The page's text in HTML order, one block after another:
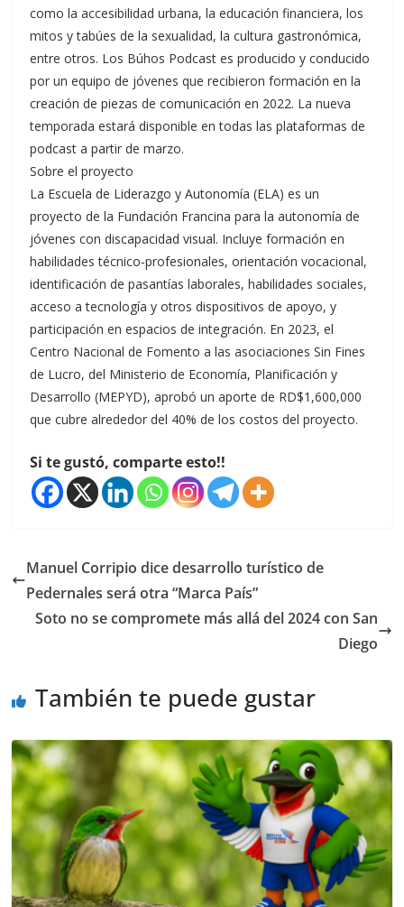
como la accesibilidad urbana, la educación financiera, los
mitos y tabúes de la sexualidad, la cultura gastronómica,
entre otros. Los Búhos Podcast es producido y conducido
por un equipo de jóvenes que recibieron formación en la
creación de piezas de comunicación en 2022. La nueva
temporada estará disponible en todas las plataformas de
podcast a partir de marzo.
Sobre el proyecto
La Escuela de Liderazgo y Autonomía (ELA) es un
proyecto de la Fundación Francina para la autonomía de
jóvenes con discapacidad visual. Incluye formación en
habilidades técnico-profesionales, orientación vocacional,
identificación de pasantías laborales, habilidades sociales,
acceso a tecnología y otros dispositivos de apoyo, y
participación en espacios de integración. En 2023, el
Centro Nacional de Fomento a las asociaciones Sin Fines
de Lucro, del Ministerio de Economía, Planificación y
Desarrollo (MEPYD), aprobó un aporte de RD$1,600,000
que cubre alrededor del 40% de los costos del proyecto.
Si te gustó, comparte esto!!
Manuel Corripio dice desarrollo turístico de
Pedernales será otra “Marca País”
Soto no se compromete más allá del 2024 con San
Diego
También te puede gustar